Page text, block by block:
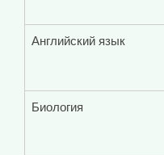
Английский язык
Биология